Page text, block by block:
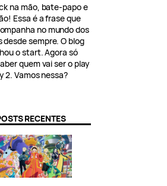
na mão, bate-papo e
Essa é a frase que
no mundo dos
desde sempre. O blog
o start. Agora só
quem vai ser o play
2. Vamos nessa?
RECENTES